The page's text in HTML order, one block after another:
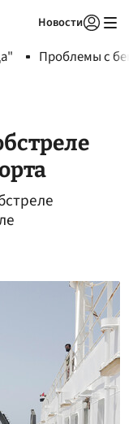
Новости
Проблемы с